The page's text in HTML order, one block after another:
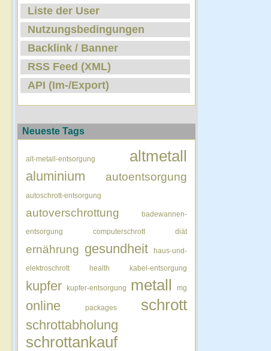
Liste der User
Nutzungsbedingungen
Backlink / Banner
RSS Feed (XML)
API (Im-/Export)
Neueste Tags
alt-metall-entsorgung altmetall
aluminium autoentsorgung
autoschrott-entsorgung
autoverschrottung badewannen-
entsorgung computerschrott diät
ernährung gesundheit haus-und-
elektroschrott health kabel-entsorgung
kupfer kupfer-entsorgung metall mg
online packages schrott
schrottabholung
schrottankauf